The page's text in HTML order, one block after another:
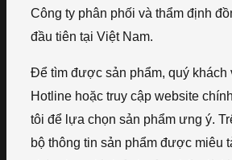
Công ty phân phối và thẩm định
đầu tiên tại Việt Nam.
Để tìm được sản phẩm, quý khách
Hotline hoặc truy cập website
tôi để lựa chọn sản phẩm ưng ý.
bộ thông tin sản phẩm được miêu